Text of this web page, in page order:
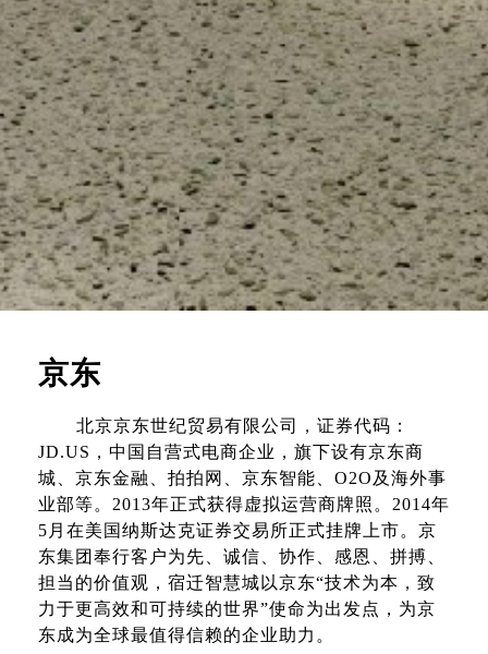
京东
北京京东世纪贸易有限公司，证券代码：
JD.US，中国自营式电商企业，旗下设有京东商
城、京东金融、拍拍网、京东智能、O2O及海外事
业部等。2013年正式获得虚拟运营商牌照。2014年
5月在美国纳斯达克证券交易所正式挂牌上市。京
东集团奉行客户为先、诚信、协作、感恩、拼搏、
担当的价值观，宿迁智慧城以京东“技术为本，致
力于更高效和可持续的世界”使命为出发点，为京
东成为全球最值得信赖的企业助力。